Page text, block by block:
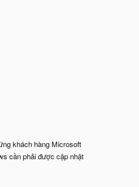
khách hàng Microsoft
cần phải được cập nhật